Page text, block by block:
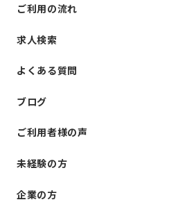
ご利用の流れ
求人検索
よくある質問
ブログ
ご利用者様の声
未経験の方
企業の方